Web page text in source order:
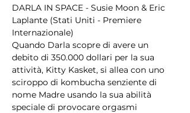
DARLA IN SPACE - Susie Moon & Eric
Laplante (Stati Uniti - Premiere
Internazionale)
Quando Darla scopre di avere un
debito di 350.000 dollari per la sua
attività, Kitty Kasket, si allea con uno
sciroppo di kombucha senziente di
nome Madre usando la sua abilità
speciale di provocare orgasmi